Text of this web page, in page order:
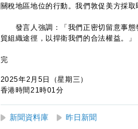
關稅地區地位的行動。我們敦促美方採
發言人強調：「我們正密切留意事態
貿組織途徑，以捍衛我們的合法權益。」
完
2025年2月5日（星期三）
香港時間21時01分
新聞資料庫 昨日新聞